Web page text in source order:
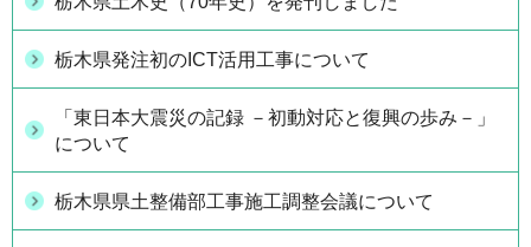
栃木県発注初のICT活用工事について
「東日本大震災の記録 －初動対応と復興の歩み－」
について
栃木県県土整備部工事施工調整会議について